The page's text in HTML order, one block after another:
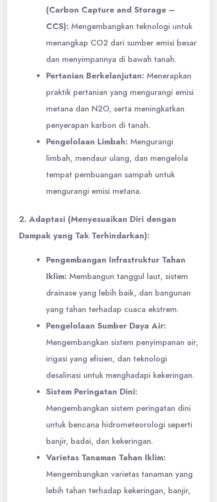
(Carbon Capture and Storage –
CCS): Mengembangkan teknologi untuk
menangkap CO2 dari sumber emisi besar
dan menyimpannya di bawah tanah.
Pertanian Berkelanjutan: Menerapkan
praktik pertanian yang mengurangi emisi
metana dan N2O, serta meningkatkan
penyerapan karbon di tanah.
Pengelolaan Limbah: Mengurangi
limbah, mendaur ulang, dan mengelola
tempat pembuangan sampah untuk
mengurangi emisi metana.
2. Adaptasi (Menyesuaikan Diri dengan
Dampak yang Tak Terhindarkan):
Pengembangan Infrastruktur Tahan
Iklim: Membangun tanggul laut, sistem
drainase yang lebih baik, dan bangunan
yang tahan terhadap cuaca ekstrem.
Pengelolaan Sumber Daya Air:
Mengembangkan sistem penyimpanan air,
irigasi yang efisien, dan teknologi
desalinasi untuk menghadapi kekeringan.
Sistem Peringatan Dini:
Mengembangkan sistem peringatan dini
untuk bencana hidrometeorologi seperti
banjir, badai, dan kekeringan.
Varietas Tanaman Tahan Iklim:
Mengembangkan varietas tanaman yang
lebih tahan terhadap kekeringan, banjir,